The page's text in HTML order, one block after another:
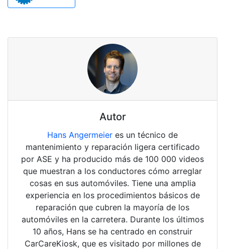
Autor
Hans Angermeier es un técnico de
mantenimiento y reparación ligera certificado
por ASE y ha producido más de 100 000 videos
que muestran a los conductores cómo arreglar
cosas en sus automóviles. Tiene una amplia
experiencia en los procedimientos básicos de
reparación que cubren la mayoría de los
automóviles en la carretera. Durante los últimos
10 años, Hans se ha centrado en construir
CarCareKiosk, que es visitado por millones de